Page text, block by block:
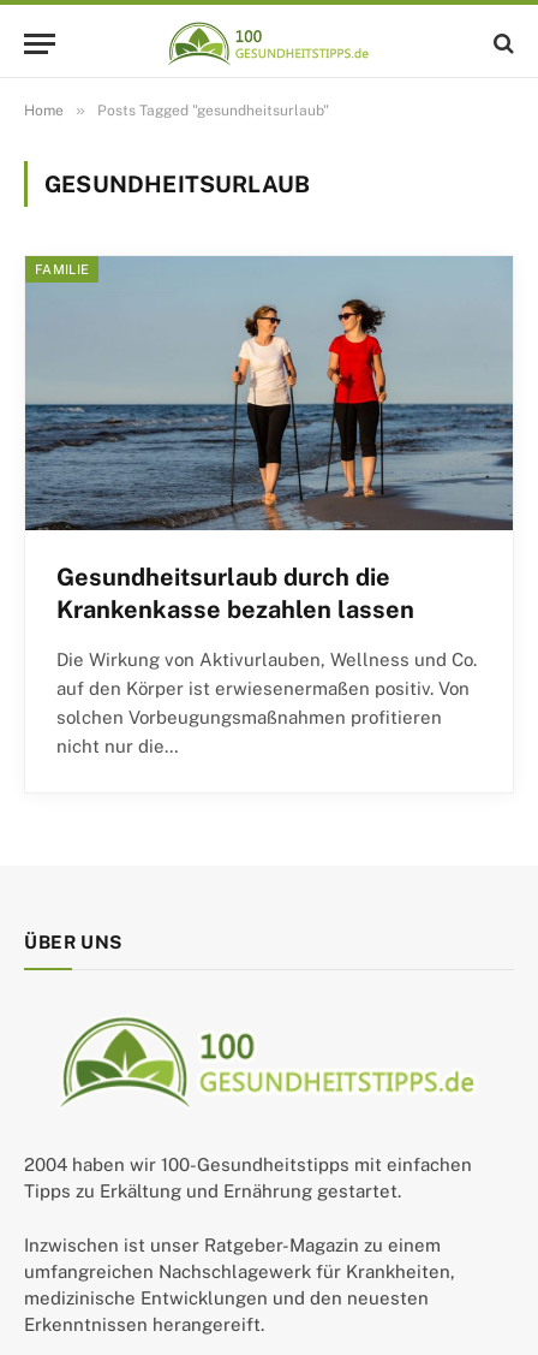
Home » Posts Tagged "gesundheitsurlaub"
GESUNDHEITSURLAUB
FAMILIE
Gesundheitsurlaub durch die
Krankenkasse bezahlen lassen
Die Wirkung von Aktivurlauben, Wellness und Co.
auf den Körper ist erwiesenermaßen positiv. Von
solchen Vorbeugungsmaßnahmen profitieren
nicht nur die…
ÜBER UNS
2004 haben wir 100-Gesundheitstipps mit einfachen
Tipps zu Erkältung und Ernährung gestartet.
Inzwischen ist unser Ratgeber-Magazin zu einem
umfangreichen Nachschlagewerk für Krankheiten,
medizinische Entwicklungen und den neuesten
Erkenntnissen herangereift.